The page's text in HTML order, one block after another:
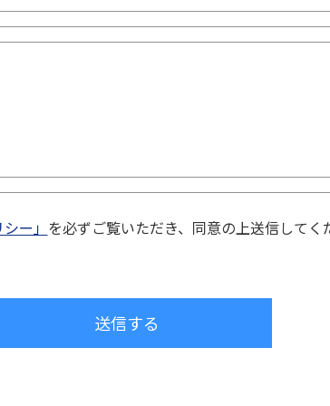
ー」 を必ずご覧いただき、同意の上送信してく